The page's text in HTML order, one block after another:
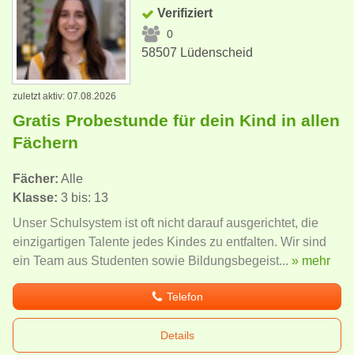
Verifiziert
0
58507 Lüdenscheid
zuletzt aktiv: 07.08.2026
Gratis Probestunde für dein Kind in allen
Fächern
Fächer: Alle
Klasse: 3 bis: 13
Unser Schulsystem ist oft nicht darauf ausgerichtet, die
einzigartigen Talente jedes Kindes zu entfalten. Wir sind
ein Team aus Studenten sowie Bildungsbegeist... » mehr
Telefon
Details